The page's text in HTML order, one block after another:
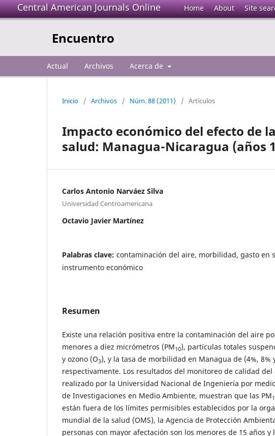
Central American Journals Online Home About Site
Encuentro
Actual Archivos Acerca de
Inicio / Archivos / Núm. 88 (2011) / Artículos
Impacto económico del efecto de
salud: Managua-Nicaragua (años
Carlos Antonio Narváez Silva
Universidad Centroamericana
Octavio Javier Martínez
Palabras clave: contaminación del aire, morbilidad, gasto en
instrumento económico
Resumen
Existe una relación positiva entre la contaminación del aire
menores a diez micrómetros (PM10), partículas totales
y ozono (O3), y la tasa de morbilidad en Managua de (4%, 8%
respectivamente. Los resultados del monitoreo de calidad del
realizado por la Universidad Nacional de Ingeniería por
de Investigaciones en Medio Ambiente, muestran que las PM
están fuera de los límites permisibles establecidos por la
mundial de la salud (OMS), la Agencia de Protección
personas con mayor afectación son los menores de 15 años y